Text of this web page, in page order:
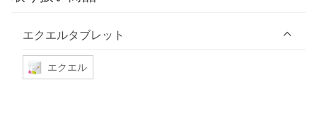
エクエルタブレット
エクエル